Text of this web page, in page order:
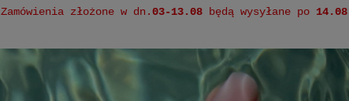
Zamówienia złożone w dn.03-13.08 będą wysyłane po 14.08